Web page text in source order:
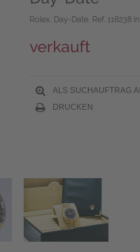
Rolex, Day-Date, Ref. 118238
verkauft
ALS SUCHAUFTRAG
DRUCKEN